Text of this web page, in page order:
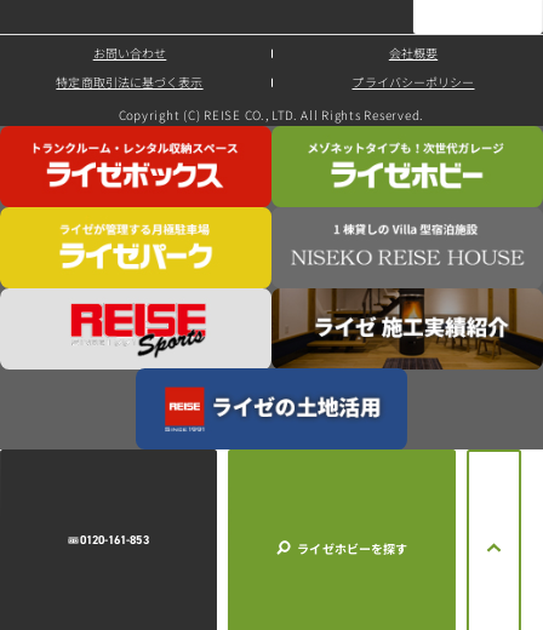
0120-161-853 ライゼホビーを探す
お問い合わせ 会社概要
特定商取引法に基づく表示 プライバシーポリシー
Copyright (C) REISE CO., LTD. All Rights Reserved.